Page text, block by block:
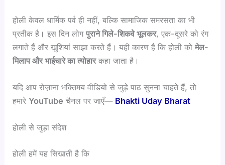
होली केवल धार्मिक पर्व ही नहीं, बल्कि सामाजिक समरसता का भी
प्रतीक है। इस दिन लोगपुराने गिले-शिकवे भूलकर, एक-दूसरे को रंग
लगाते हैं और खुशियां साझा करते हैं। यही कारण है कि होली कोमेल-
मिलाप और भाईचारे का त्योहारकहा जाता है।
यदि आप रोज़ाना भक्तिमय वीडियो से जुड़े पाठ सुनना चाहते हैं, तो
हमारेYouTube चैनल पर जाएँ— Bhakti Uday Bharat
होली से जुड़ा संदेश
होली हमें यह सिखाती है कि